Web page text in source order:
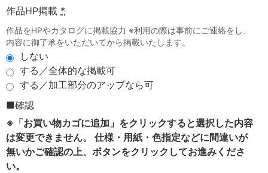
作品HP掲載 *
作品をHPやカタログに掲載協力 ※利用の際は事前にご連絡をし、
内容に御了承をいただいてから掲載いたします。
しない
する／全体的な掲載可
する／加工部分のアップなら可
■確認
※「お買い物カゴに追加」をクリックすると選択した内容
は変更できません。 仕様・用紙・色指定などに間違いが
無いかご確認の上、ボタンをクリックしてお進みくださ
い。